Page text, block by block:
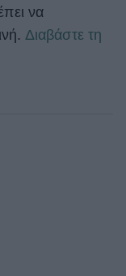
να
Διαβάστε τη